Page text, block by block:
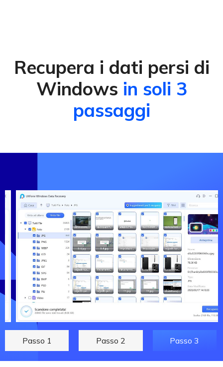
Recupera i dati persi di
Windows in soli 3
passaggi
Passo 1 Passo 2 Passo 3